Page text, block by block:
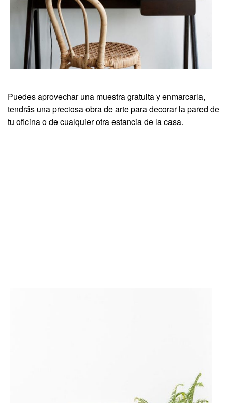
Puedes aprovechar una muestra gratuita y enmarcarla,
tendrás una preciosa obra de arte para decorar la pared de
tu oficina o de cualquier otra estancia de la casa.